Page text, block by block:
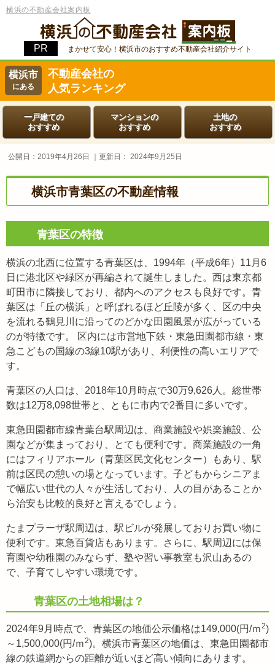
横浜の不動産会社案内板
まかせて安心！横浜市のおすすめ不動産会社紹介サイト
横浜市
にある
不動産会社の
人気ランキング
一戸建ての
おすすめ
マンションの
おすすめ
土地の
おすすめ
公開日：2019年4月26日 ｜更新日：2024年9月25日
横浜市青葉区の不動産情報
青葉区の特徴
横浜の北西に位置する青葉区は、1994年（平成6年）11月6
日に港北区や緑区が再編されて誕生しました。西は東京都
町田市に隣接しており、都内へのアクセスも良好です。青
葉区は「丘の横浜」と呼ばれるほど丘陵が多く、区の中央
を流れる鶴見川に沿ってのどかな田園風景が広がっている
のが特徴です。 区内には市営地下鉄・東急田園都市線・東
急こどもの国線の3線10駅があり、利便性の高いエリアで
す。
青葉区の人口は、2018年10月時点で30万9,626人。総世帯
数は12万8,098世帯と、ともに市内で2番目に多いです。
東急田園都市線青葉台駅周辺は、商業施設や娯楽施設、公
園などが集まっており、とても便利です。商業施設の一角
にはフィリアホール（青葉区民文化センター）もあり、駅
前は区民の憩いの場となっています。子どもからシニアま
で幅広い世代の人々が生活しており、人の目があることか
ら治安も比較的良好と言えるでしょう。
たまプラーザ駅周辺は、駅ビルが発展しておりお買い物に
便利です。東急百貨店もあります。さらに、駅周辺には保
育園や幼稚園のみならず、塾や習い事教室も沢山あるの
で、子育てしやすい環境です。
青葉区の土地相場は？
2024年9月時点で、青葉区の地価公示価格は149,000(円/ｍ2)
～1,500,000(円/ｍ2)。横浜市青葉区の地価は、東急田園都市
線の鉄道網からの距離が近いほど高い傾向にあります。